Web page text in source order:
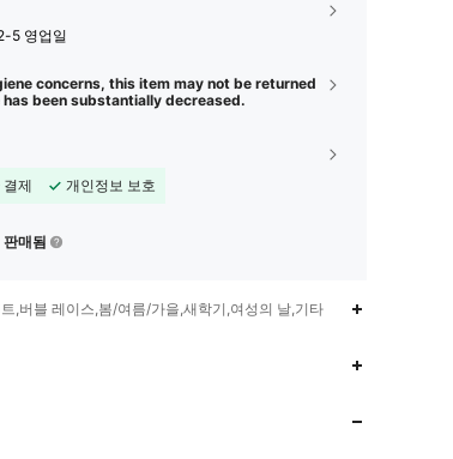
5 영업일
concerns, this item may not be returned
been substantially decreased.
결제
개인정보 보호
매됨
,버블 레이스,봄/여름/가을,새학기,여성의 날,기타